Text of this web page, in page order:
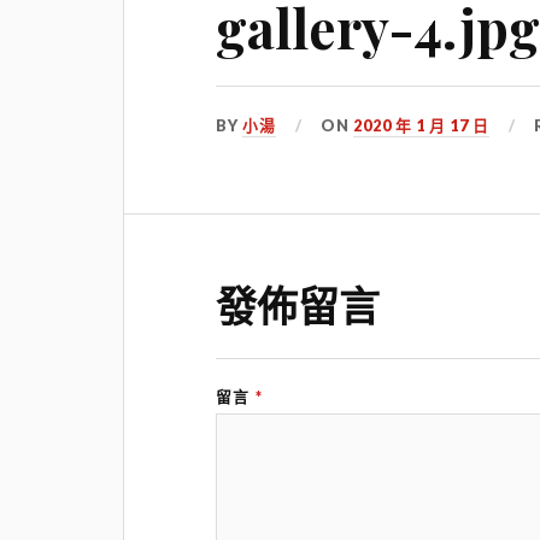
gallery-4.jpg
BY小湯 ON 2020 年 1 月 17 日
發佈留言
留言 *